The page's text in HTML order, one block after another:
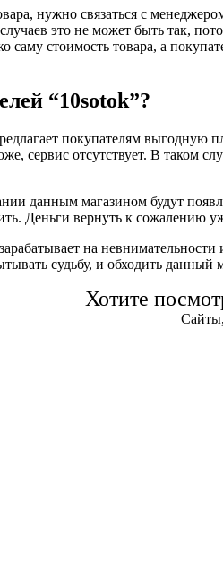
нужно связаться с
это не может быть так,
саму стоимость товара, а
“10sotok”?
покупателям выгодную
сервис отсутствует. В таком
данным магазином будут
Деньги вернуть к сожалению
на
судьбу, и обходить данный
Хотите